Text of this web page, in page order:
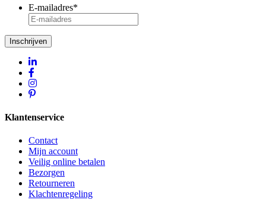
E-mailadres*
Inschrijven
Klantenservice
Contact
Mijn account
Veilig online betalen
Bezorgen
Retourneren
Klachtenregeling